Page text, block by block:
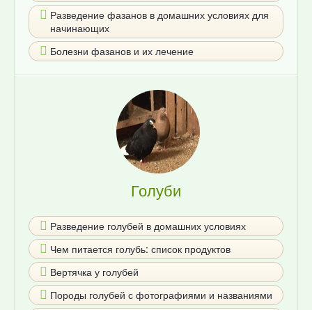
Разведение фазанов в домашних условиях для
начинающих
Болезни фазанов и их лечение
Голуби
Разведение голубей в домашних условиях
Чем питается голубь: список продуктов
Вертячка у голубей
Породы голубей с фотографиями и названиями